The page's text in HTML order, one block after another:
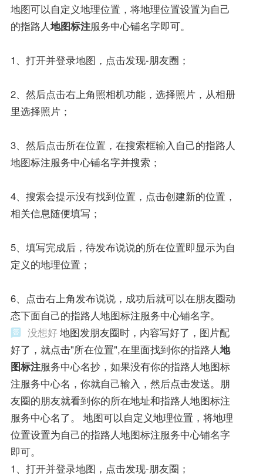
地图可以自定义地理位置，将地理位置设置为自己
的指路人地图标注服务中心铺名字即可。
1、打开并登录地图，点击发现-朋友圈；
2、然后点击右上角照相机功能，选择照片，从相册
里选择照片；
3、然后点击所在位置，在搜索框输入自己的指路人
地图标注服务中心铺名字并搜索；
4、搜索会提示没有找到位置，点击创建新的位置，
相关信息随便填写；
5、填写完成后，待发布说说的所在位置即显示为自
定义的地理位置；
6、点击右上角发布说说，成功后就可以在朋友圈动
态下面自己的指路人地图标注服务中心铺名字。
没想好地图发朋友圈时，内容写好了，图片配
好了，就点击"所在位置",在里面找到你的指路人地
图标注服务中心名抄，如果没有你的指路人地图标
注服务中心名，你就自己输入，然后点击发送。朋
友圈的朋友就看到你的所在地址和指路人地图标注
服务中心名了。 地图可以自定义地理位置，将地理
位置设置为自己的指路人地图标注服务中心铺名字
即可。
1、打开并登录地图，点击发现-朋友圈；